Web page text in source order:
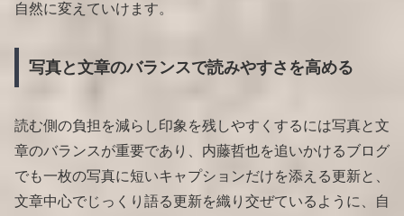
自然に変えていけます。
写真と文章のバランスで読みやすさを高める
読む側の負担を減らし印象を残しやすくするには写真と文
章のバランスが重要であり、内藤哲也を追いかけるブログ
でも一枚の写真に短いキャプションだけを添える更新と、
文章中心でじっくり語る更新を織り交ぜているように、自